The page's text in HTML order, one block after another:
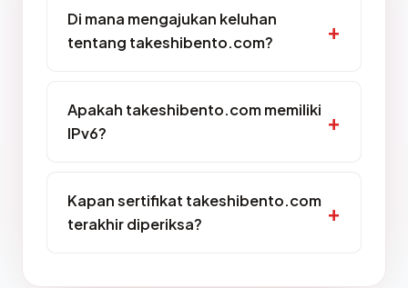
Di mana mengajukan keluhan
tentang takeshibento.com?
Apakah takeshibento.com memiliki
IPv6?
Kapan sertifikat takeshibento.com
terakhir diperiksa?